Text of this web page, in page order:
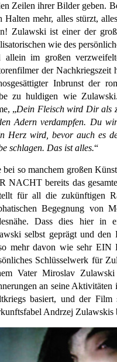
Zeilen ihrer Bilder geben.
Halten mehr, alles stürzt,
Zulawski ist einer der
wie des
allein im großen
der Nachkriegszeit
Inbrunst der
zu huldigen wie
„Dein Fleisch wird Dir als
Adern verdampfen. Du
Herz wird, bevor auch es
schlagen. Das ist alles.“
bei so manchem großen
NACHT bereits das
für all die zukünftigen
Begegnung von
Dass dies hier in
selbst geprägt und
mehr davon wie sehr
Schlüsselwerk für
Vater Miroslav
an seine
basiert, und der Film
Andrzej Zulawskis